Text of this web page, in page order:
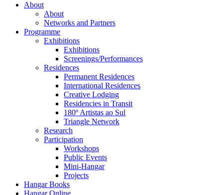
About
About
Networks and Partners
Programme
Exhibitions
Exhibitions
Screenings/Performances
Residences
Permanent Residences
International Residences
Creative Lodging
Residencies in Transit
180º Artistas ao Sul
Triangle Network
Research
Participation
Workshops
Public Events
Mini-Hangar
Projects
Hangar Books
Hangar Online